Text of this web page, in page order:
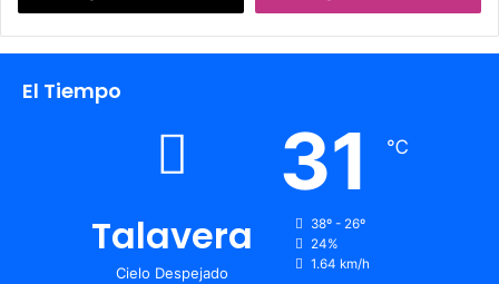
El Tiempo
Talavera
Cielo Despejado
31 ℃
38º - 26º
24%
1.64 km/h